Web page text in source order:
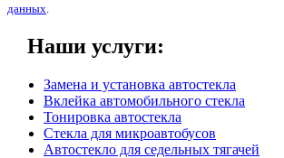
данных
Наши услуги:
Замена и установка автостекла
Вклейка автомобильного стекла
Тонировка автостекла
Стекла для микроавтобусов
Автостекло для седельных тягачей